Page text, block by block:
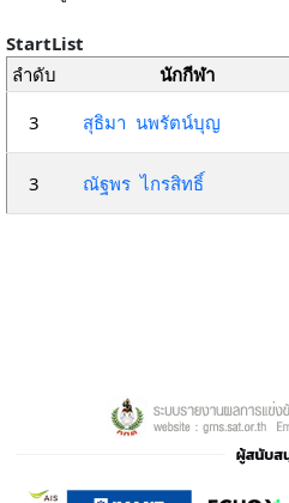
StartList
ลำดับ
นักกีฬา
3
สุธิมา นพรัตน์บุญ
3
ณัฐพร ไกรสิทธิ์